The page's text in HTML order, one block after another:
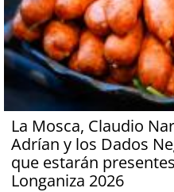
La Mosca, Claudio
Adrían y los Dados
que estarán
Longaniza 2026